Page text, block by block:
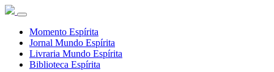
Momento Espírita
Jornal Mundo Espírita
Livraria Mundo Espírita
Biblioteca Espírita